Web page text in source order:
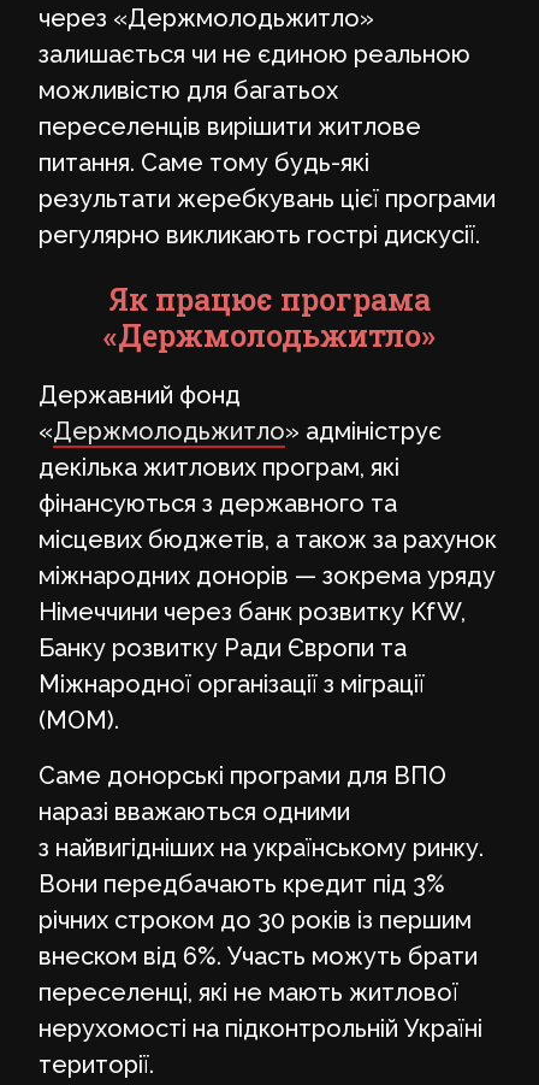
через «Держмолодьжитло»
залишається чи не єдиною реальною
можливістю для багатьох
переселенців вирішити житлове
питання. Саме тому будь-які
результати жеребкувань цієї програми
регулярно викликають гострі дискусії.
Як працює програма
«Держмолодьжитло»
Державний фонд
«Держмолодьжитло» адмініструє
декілька житлових програм, які
фінансуються з державного та
місцевих бюджетів, а також за рахунок
міжнародних донорів — зокрема уряду
Німеччини через банк розвитку KfW,
Банку розвитку Ради Європи та
Міжнародної організації з міграції
(МОМ).
Саме донорські програми для ВПО
наразі вважаються одними
з найвигідніших на українському ринку.
Вони передбачають кредит під 3%
річних строком до 30 років із першим
внеском від 6%. Участь можуть брати
переселенці, які не мають житлової
нерухомості на підконтрольній Україні
території.